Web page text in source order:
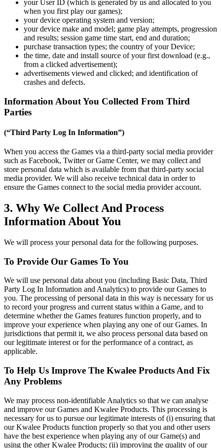
your User ID (which is generated by us and allocated to you
when you first play our games);
your device operating system and version;
your device make and model; game play attempts, progression
and results; session game time start, end and duration;
purchase transaction types; the country of your Device;
the time, date and install source of your first download (e.g.,
from a clicked advertisement);
advertisements viewed and clicked; and identification of
crashes and defects.
Information About You Collected From Third
Parties
(“Third Party Log In Information”)
When you access the Games via a third-party social media provider
such as Facebook, Twitter or Game Center, we may collect and
store personal data which is available from that third-party social
media provider. We will also receive technical data in order to
ensure the Games connect to the social media provider account.
3. Why We Collect And Process
Information About You
We will process your personal data for the following purposes.
To Provide Our Games To You
We will use personal data about you (including Basic Data, Third
Party Log In Information and Analytics) to provide our Games to
you. The processing of personal data in this way is necessary for us
to record your progress and current status within a Game, and to
determine whether the Games features function properly, and to
improve your experience when playing any one of our Games. In
jurisdictions that permit it, we also process personal data based on
our legitimate interest or for the performance of a contract, as
applicable.
To Help Us Improve The Kwalee Products And Fix
Any Problems
We may process non-identifiable Analytics so that we can analyse
and improve our Games and Kwalee Products. This processing is
necessary for us to pursue our legitimate interests of (i) ensuring that
our Kwalee Products function properly so that you and other users
have the best experience when playing any of our Game(s) and
using the other Kwalee Products; (ii) improving the quality of our